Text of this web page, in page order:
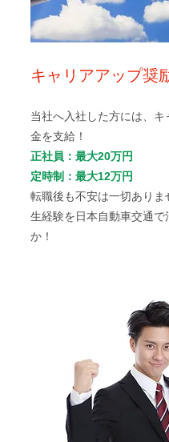
キャリアアップ奨
当社へ入社した方には、キ
金を支給！
正社員：最大20万円
定時制：最大12万円
転職後も不安は一切ありま
生経験を日本自動車交通で
か！